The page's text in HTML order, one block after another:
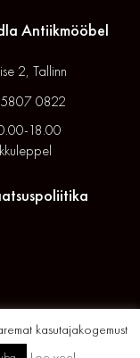
Antiikmööbel
2, Tallinn
0822
18.00
kasutajakogemust